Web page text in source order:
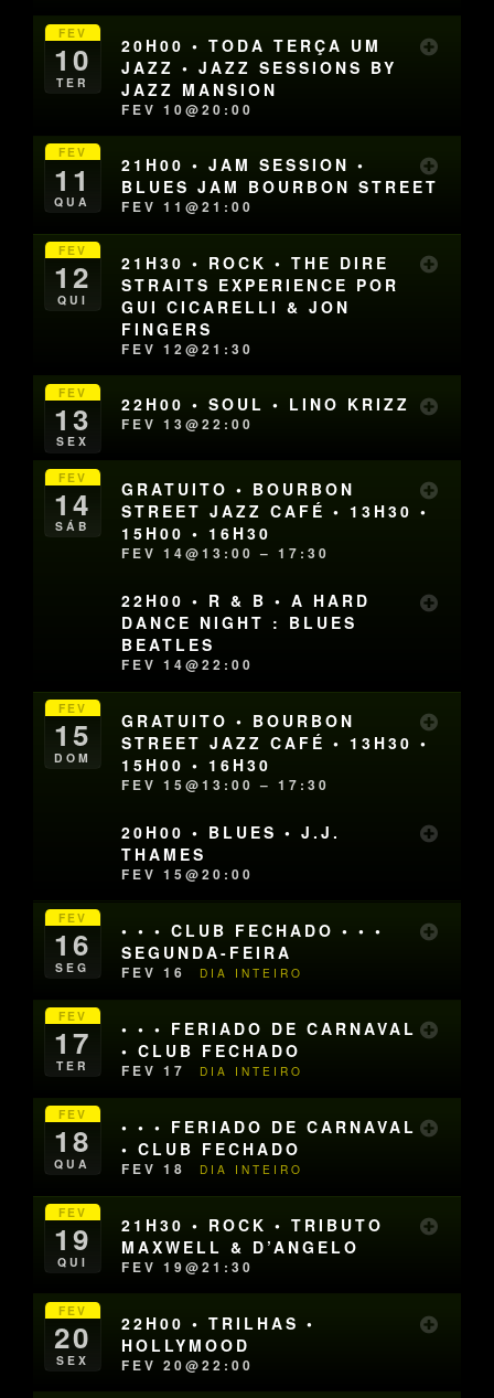
FEV
10
TER
20H00 • TODA TERÇA UM
JAZZ • JAZZ SESSIONS BY
JAZZ MANSION
FEV 10@20:00
FEV
11
QUA
21H00 • JAM SESSION •
BLUES JAM BOURBON STREET
FEV 11@21:00
FEV
12
QUI
21H30 • ROCK • THE DIRE
STRAITS EXPERIENCE POR
GUI CICARELLI & JON
FINGERS
FEV 12@21:30
FEV
13
SEX
22H00 • SOUL • LINO KRIZZ
FEV 13@22:00
FEV
14
SÁB
GRATUITO • BOURBON
STREET JAZZ CAFÉ • 13H30 •
15H00 • 16H30
FEV 14@13:00 – 17:30
22H00 • R & B • A HARD
DANCE NIGHT : BLUES
BEATLES
FEV 14@22:00
FEV
15
DOM
GRATUITO • BOURBON
STREET JAZZ CAFÉ • 13H30 •
15H00 • 16H30
FEV 15@13:00 – 17:30
20H00 • BLUES • J.J.
THAMES
FEV 15@20:00
FEV
16
SEG
• • • CLUB FECHADO • • •
SEGUNDA-FEIRA
FEV 16 DIA INTEIRO
FEV
17
TER
• • • FERIADO DE CARNAVAL
• CLUB FECHADO
FEV 17 DIA INTEIRO
FEV
18
QUA
• • • FERIADO DE CARNAVAL
• CLUB FECHADO
FEV 18 DIA INTEIRO
FEV
19
QUI
21H30 • ROCK • TRIBUTO
MAXWELL & D’ANGELO
FEV 19@21:30
FEV
20
SEX
22H00 • TRILHAS •
HOLLYMOOD
FEV 20@22:00